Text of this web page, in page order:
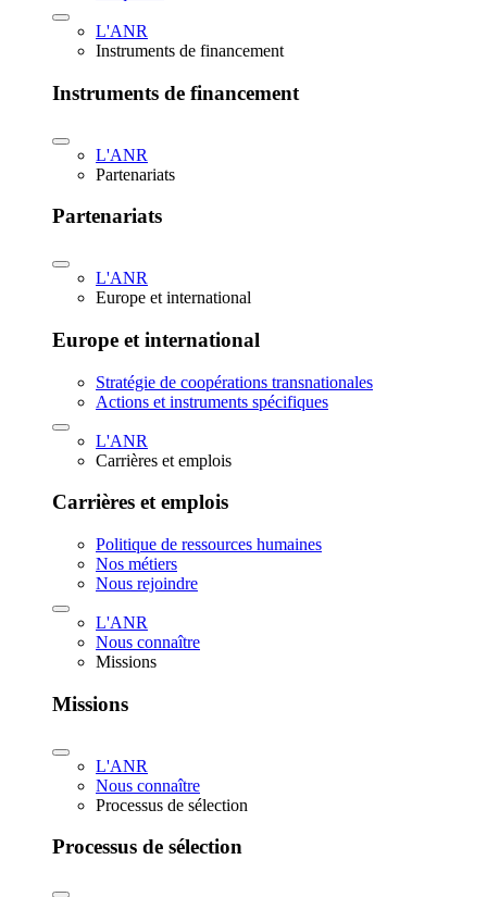
L'ANR
Instruments de financement
Instruments de financement
L'ANR
Partenariats
Partenariats
L'ANR
Europe et international
Europe et international
Stratégie de coopérations transnationales
Actions et instruments spécifiques
L'ANR
Carrières et emplois
Carrières et emplois
Politique de ressources humaines
Nos métiers
Nous rejoindre
L'ANR
Nous connaître
Missions
Missions
L'ANR
Nous connaître
Processus de sélection
Processus de sélection